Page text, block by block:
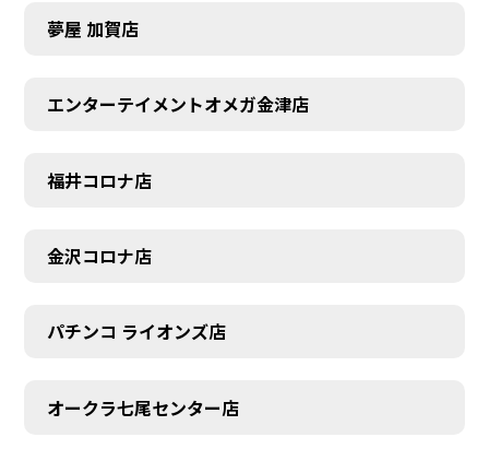
夢屋 加賀店
エンターテイメントオメガ金津店
福井コロナ店
金沢コロナ店
パチンコ ライオンズ店
オークラ七尾センター店